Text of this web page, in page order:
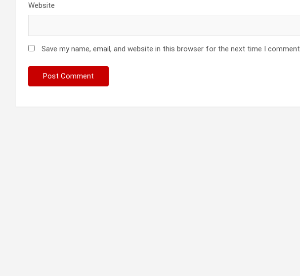
Website
Save my name, email, and website in this browser for the next time I comment.